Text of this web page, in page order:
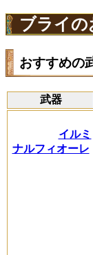
ブライの
おすすめの
武器
イルミ
ナルフィオーレ